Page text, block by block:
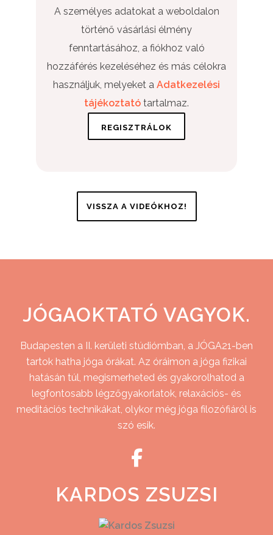
A személyes adatokat a weboldalon
történő vásárlási élmény
fenntartásához, a fiókhoz való
hozzáférés kezeléséhez és más célokra
használjuk, melyeket a Adatkezelési
tájékoztató tartalmaz.
VISSZA A VIDEÓKHOZ!
JÓGAOKTATÓ VAGYOK.
Budapesten a II. kerületi stúdiómban, a JÓGA21-ben
tartok hatha jóga órákat. Az óráimon a jóga fizikai
hatásán túl, megismerheted és gyakorolhatod a
legfontosabb légzőgyakorlatok, relaxációs- és
meditációs technikákat, olykor még jóga filozófiáról is
szó esik.
KARDOS ZSUZSI